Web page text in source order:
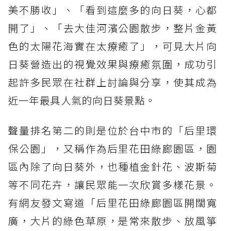
美不勝收」、「看到這麼多的向日葵，心都
開了」、「去大佳河濱公園散步，整片金黃
色的太陽花海實在太療癒了」，可見大片向
日葵營造出的視覺效果與療癒氛圍，成功引
起許多民眾在社群上討論與分享，使其成為
近一年最具人氣的向日葵景點。
聲量排名第二的則是位於台中市的「后里環
保公園」，又稱作為后里花田綠廊園區，園
區內除了向日葵外，也種植金針花、波斯菊
等不同花卉，讓民眾能一次欣賞多樣花景。
有網友發文寫道「后里花田綠廊園區開闊寬
廣，大片的綠色草原，是常來散步、放風箏